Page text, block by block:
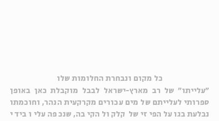
כל מקום ונבחרת החלומות שלו
"עלייתו" של רב מארץ-ישראל לבבל מוקבלת כאן באופן
ספרותי לעלייתם של מים עכורים מקרקעית הנהר, וחוכמתו
נבלעת בגועל הפיזי של קלקול הקיבה, שנכפה עליו בידי